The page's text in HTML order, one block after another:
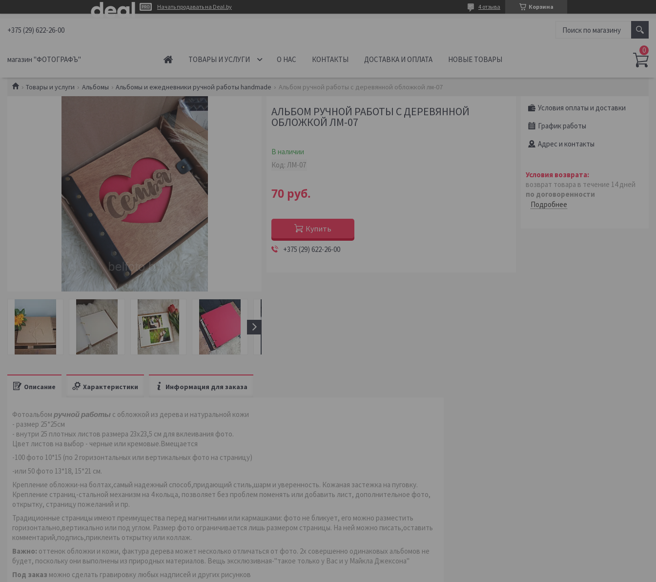
Начать продавать на Deal.by Корзина
4 отзыва
+375 (29) 622-26-00
магазин "ФОТОГРАФЪ" ТОВАРЫ И УСЛУГИ О НАС КОНТАКТЫ ДОСТАВКА И ОПЛАТА НОВЫЕ ТОВАРЫ
Товары и услуги Альбомы Альбомы и ежедневники ручной работы handmade Альбом ручной работы с деревянной обложкой лм-07
АЛЬБОМ РУЧНОЙ РАБОТЫ С ДЕРЕВЯННОЙ
ОБЛОЖКОЙ ЛМ-07
В наличии
Код:ЛМ-07
70 руб.
Купить
+375 (29) 622-26-00
Условия оплаты и доставки
График работы
Адрес и контакты
возврат товара в течение 14 дней
по договоренности
Подробнее
Описание Характеристики Информация для заказа
Фотоальбом ручной работы с обложкой из дерева и натуральной кожи
- размер 25*25см
- внутри 25 плотных листов размера 23х23,5 см для вклеивания фото.
Цвет листов на выбор - черные или кремовые.Вмещается
-100 фото 10*15 (по 2 горизонтальных или вертикальных фото на страницу)
-или 50 фото 13*18, 15*21 см.
Крепление обложки-на болтах,самый надежный способ,придающий стиль,шарм и уверенность. Кожаная застежка на пуговку.
Крепление страниц-стальной механизм на 4 кольца, позволяет без проблем поменять или добавить лист, дополнительное фото,
открытку, страницу пожеланий и пр.
Традиционные страницы имеют преимущества перед магнитными или кармашками: фото не бликует, его можно разместить
горизонтально,вертикально или под углом. Размер фото ограничивается лишь размером страницы. На ней можно писать,оставить
комментарий,подпись,приклеить открытку или коллаж.
Важно: оттенок обложки и кожи, фактура дерева может несколько отличаться от фото. 2х совершенно одинаковых альбомов не
будет, поскольку они выполнены из природных материалов. Вещь эксклюзивная-"такое только у Вас и у Майкла Джексона"
Под заказ можно сделать гравировку любых надписей и других рисунков